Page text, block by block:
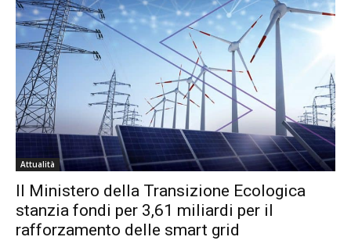
Attualità
Il Ministero della Transizione Ecologica
stanzia fondi per 3,61 miliardi per il
rafforzamento delle smart grid